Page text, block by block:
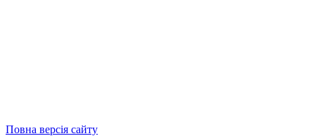
Повна версія сайту